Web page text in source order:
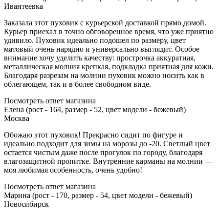
Ивантеевка
Заказала этот пуховик с курьерской доставкой прямо домой.
Курьер приехал в точно обговоренное время, что уже приятно
удивило. Пуховик идеально подошел по размеру, цвет
матовый очень нарядно и универсально выглядит. Особое
внимание хочу уделить качеству: прострочка аккуратная,
металлическая молния крепкая, подкладка приятная для кожи.
Благодаря разрезам на молнии пуховик можно носить как в
облегающем, так и в более свободном виде.
Посмотреть ответ магазина
Елена (рост - 164, размер - 52, цвет модели - бежевый)
Москва
Обожаю этот пуховик! Прекрасно сидит по фигуре и
идеально подходит для зимы на морозы до -20. Светлый цвет
остается чистым даже после прогулок по городу, благодаря
влагозащитной пропитке. Внутренние карманы на молнии —
моя любимая особенность, очень удобно!
Посмотреть ответ магазина
Марина (рост - 170, размер - 54, цвет модели - бежевый)
Новосибирск